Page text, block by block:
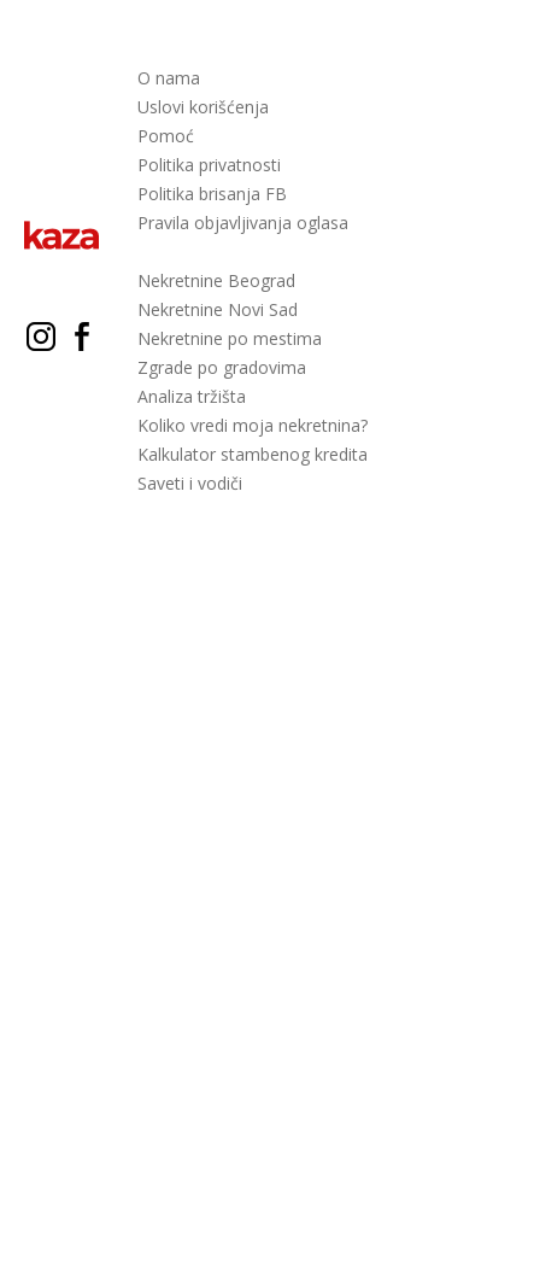
O nama
Uslovi korišćenja
Pomoć
Politika privatnosti
Politika brisanja FB
Pravila objavljivanja oglasa
Nekretnine Beograd
Nekretnine Novi Sad
Nekretnine po mestima
Zgrade po gradovima
Analiza tržišta
Koliko vredi moja nekretnina?
Kalkulator stambenog kredita
Saveti i vodiči